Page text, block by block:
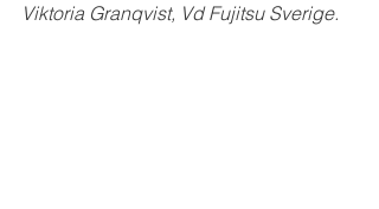
Viktoria Granqvist, Vd Fujitsu Sverige.